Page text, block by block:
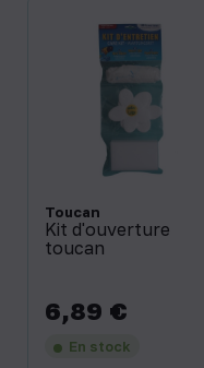
Toucan
Kit d'ouverture
toucan
Prix
6,89 €
En stock